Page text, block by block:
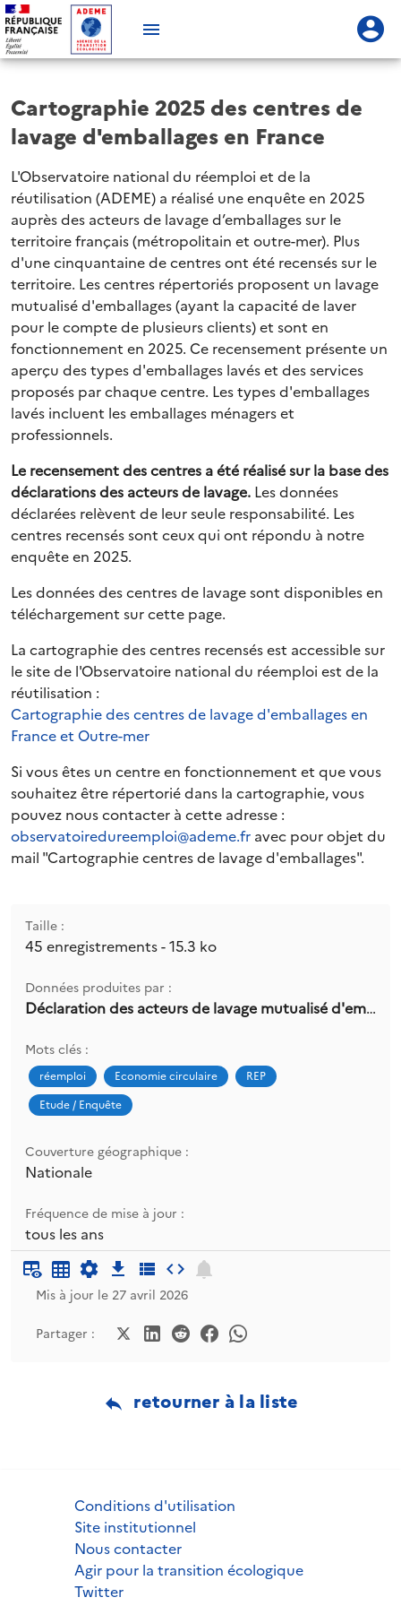
Cartographie 2025 des centres de
lavage d'emballages en France
L'Observatoire national du réemploi et de la
réutilisation (ADEME) a réalisé une enquête en 2025
auprès des acteurs de lavage d’emballages sur le
territoire français (métropolitain et outre-mer). Plus
d'une cinquantaine de centres ont été recensés sur le
territoire. Les centres répertoriés proposent un lavage
mutualisé d'emballages (ayant la capacité de laver
pour le compte de plusieurs clients) et sont en
fonctionnement en 2025. Ce recensement présente un
aperçu des types d'emballages lavés et des services
proposés par chaque centre. Les types d'emballages
lavés incluent les emballages ménagers et
professionnels.
Le recensement des centres a été réalisé sur la base des
déclarations des acteurs de lavage. Les données
déclarées relèvent de leur seule responsabilité. Les
centres recensés sont ceux qui ont répondu à notre
enquête en 2025.
Les données des centres de lavage sont disponibles en
téléchargement sur cette page.
La cartographie des centres recensés est accessible sur
le site de l'Observatoire national du réemploi est de la
réutilisation :
Cartographie des centres de lavage d'emballages en
France et Outre-mer
Si vous êtes un centre en fonctionnement et que vous
souhaitez être répertorié dans la cartographie, vous
pouvez nous contacter à cette adresse :
observatoiredureemploi@ademe.fr avec pour objet du
mail "Cartographie centres de lavage d'emballages".
Taille :
45 enregistrements - 15.3 ko
Données produites par :
Déclaration des acteurs de lavage mutualisé d'emballages
Mots clés :
réemploi Economie circulaire
REP
Etude / Enquête
Couverture géographique :
Nationale
Fréquence de mise à jour :
tous les ans
Mis à jour le 27 avril 2026
Partager :
retourner à la liste
Conditions d'utilisation
Site institutionnel
Nous contacter
Agir pour la transition écologique
Twitter